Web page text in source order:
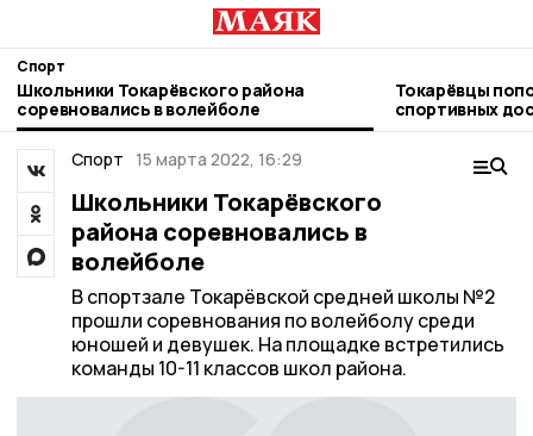
Спорт
Школьники Токарёвского района
соревновались в волейболе
Токарёвцы
спортивных
Спорт 15 марта 2022, 16:29
Школьники Токарёвского
района соревновались в
волейболе
В спортзале Токарёвской средней школы №2
прошли соревнования по волейболу среди
юношей и девушек. На площадке встретились
команды 10-11 классов школ района.